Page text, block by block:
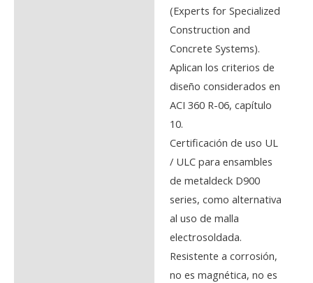
(Experts for Specialized
Construction and
Concrete Systems).
Aplican los criterios de
diseño considerados en
ACI 360 R-06, capítulo
10.
Certificación de uso UL
/ ULC para ensambles
de metaldeck D900
series, como alternativa
al uso de malla
electrosoldada.
Resistente a corrosión,
no es magnética, no es